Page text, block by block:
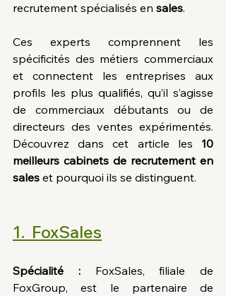
recrutement spécialisés en sales.
Ces experts comprennent les
spécificités des métiers commerciaux
et connectent les entreprises aux
profils les plus qualifiés, qu’il s’agisse
de commerciaux débutants ou de
directeurs des ventes expérimentés.
Découvrez dans cet article les 10
meilleurs cabinets de recrutement en
sales et pourquoi ils se distinguent.
1.  FoxSales
Spécialité : FoxSales, filiale de
FoxGroup, est le partenaire de